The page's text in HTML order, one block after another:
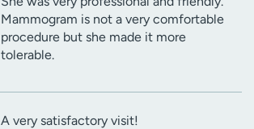
Mammogram is not a very comfortable
procedure but she made it more
tolerable.
A very satisfactory visit!